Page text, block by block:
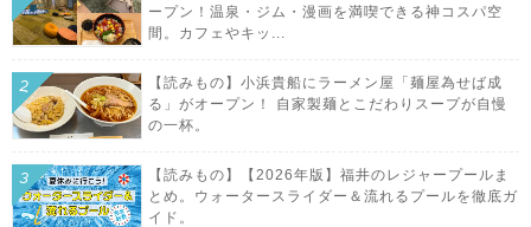
ープン！温泉・ジム・漫画を満喫できる神コスパ空
間。カフェやキッ...
【読みもの】小浜貴船にラーメン屋「麺屋為せば成
る」がオープン！ 自家製麺とこだわりスープが自慢
の一杯。
【読みもの】【2026年版】福井のレジャープールま
とめ。ウォータースライダー＆流れるプールを徹底ガ
イド。